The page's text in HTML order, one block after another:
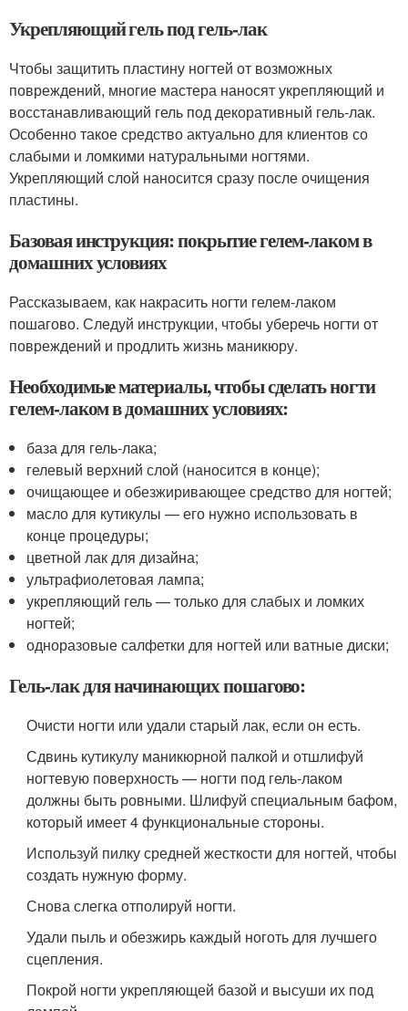
Укрепляющий гель под гель-лак
Чтобы защитить пластину ногтей от возможных
повреждений, многие мастера наносят укрепляющий и
восстанавливающий гель под декоративный гель-лак.
Особенно такое средство актуально для клиентов со
слабыми и ломкими натуральными ногтями.
Укрепляющий слой наносится сразу после очищения
пластины.
Базовая инструкция: покрытие гелем-лаком в
домашних условиях
Рассказываем, как накрасить ногти гелем-лаком
пошагово. Следуй инструкции, чтобы уберечь ногти от
повреждений и продлить жизнь маникюру.
Необходимые материалы, чтобы сделать ногти
гелем-лаком в домашних условиях:
база для гель-лака;
гелевый верхний слой (наносится в конце);
очищающее и обезжиривающее средство для ногтей;
масло для кутикулы — его нужно использовать в
конце процедуры;
цветной лак для дизайна;
ультрафиолетовая лампа;
укрепляющий гель — только для слабых и ломких
ногтей;
одноразовые салфетки для ногтей или ватные диски;
Гель-лак для начинающих пошагово:
Очисти ногти или удали старый лак, если он есть.
Сдвинь кутикулу маникюрной палкой и отшлифуй
ногтевую поверхность — ногти под гель-лаком
должны быть ровными. Шлифуй специальным бафом,
который имеет 4 функциональные стороны.
Используй пилку средней жесткости для ногтей, чтобы
создать нужную форму.
Снова слегка отполируй ногти.
Удали пыль и обезжирь каждый ноготь для лучшего
сцепления.
Покрой ногти укрепляющей базой и высуши их под